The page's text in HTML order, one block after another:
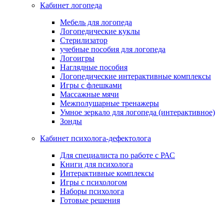
Кабинет логопеда
Мебель для логопеда
Логопедические куклы
Стерилизатор
учебные пособия для логопеда
Логоигры
Наглядные пособия
Логопедические интерактивные комплексы
Игры с флешками
Массажные мячи
Межполушарные тренажеры
Умное зеркало для логопеда (интерактивное)
Зонды
Кабинет психолога-дефектолога
Для специалиста по работе с РАС
Книги для психолога
Интерактивные комплексы
Игры с психологом
Наборы психолога
Готовые решения